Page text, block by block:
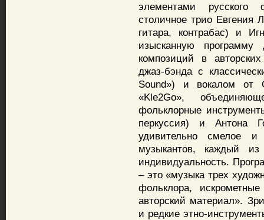
элементами русского
столичное трио Евгения
гитара, контрабас) и
изысканную
композиций в
джаз-бэнда с
Sound») и вокалом от
«Kle2Go»,
фольклорные
перкуссия) и Антона
удивительно смелое и
музыкантов, каждый
индивидуальность.
– это «музыка трех
фольклора,
авторский материал».
и редкие этно-